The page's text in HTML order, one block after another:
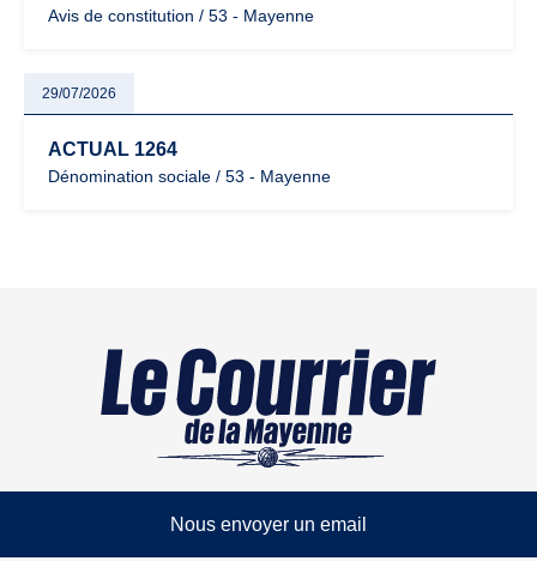
Avis de constitution / 53 - Mayenne
29/07/2026
ACTUAL 1264
Dénomination sociale / 53 - Mayenne
Nous envoyer un email